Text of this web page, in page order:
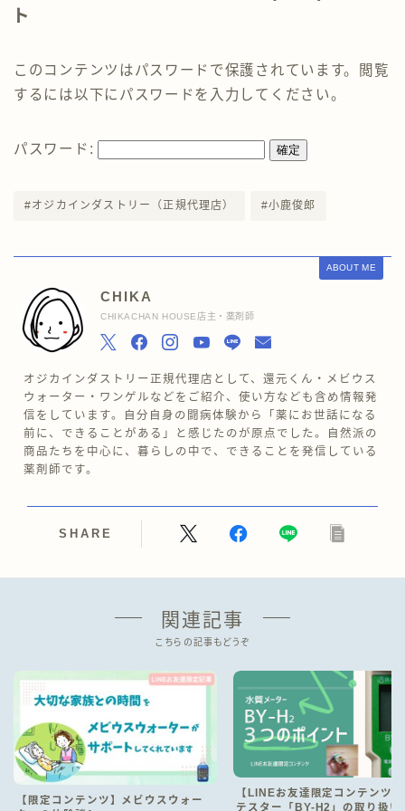
ト
このコンテンツはパスワードで保護されています。閲覧
するには以下にパスワードを入力してください。
パスワード:
#オジカインダストリー（正規代理店） #小鹿俊郎
ABOUT ME
CHIKA
CHIKACHAN HOUSE店主・薬剤師
オジカインダストリー正規代理店として、還元くん・メビウス
ウォーター・ワンゲルなどをご紹介、使い方なども含め情報発
信をしています。自分自身の闘病体験から「薬にお世話になる
前に、できることがある」と感じたのが原点でした。自然派の
商品たちを中心に、暮らしの中で、できることを発信している
薬剤師です。
SHARE
関連記事
こちらの記事もどうぞ
【限定コンテンツ】メビウスウォー
【LINEお友達限定コンテンツ
テスター「BY-H2」の取り扱い